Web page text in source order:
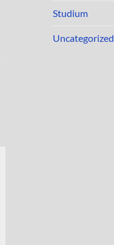
Studium
Uncategorized